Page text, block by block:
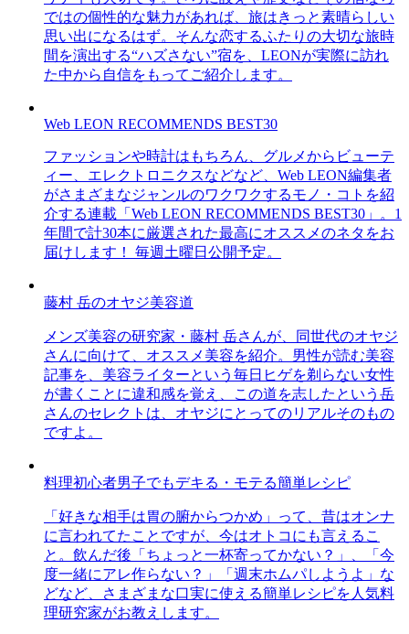
ではの個性的な魅力があれば、旅はきっと素晴らしい
思い出になるはず。そんな恋するふたりの大切な旅時
間を演出する“ハズさない”宿を、LEONが実際に訪れ
た中から自信をもってご紹介します。
Web LEON RECOMMENDS BEST30
ファッションや時計はもちろん、グルメからビューテ
ィー、エレクトロニクスなどなど、Web LEON編集者
がさまざまなジャンルのワクワクするモノ・コトを紹
介する連載「Web LEON RECOMMENDS BEST30」。1
年間で計30本に厳選された最高にオススメのネタをお
届けします！ 毎週土曜日公開予定。
藤村 岳のオヤジ美容道
メンズ美容の研究家・藤村 岳さんが、同世代のオヤジ
さんに向けて、オススメ美容を紹介。男性が読む美容
記事を、美容ライターという毎日ヒゲを剃らない女性
が書くことに違和感を覚え、この道を志したという岳
さんのセレクトは、オヤジにとってのリアルそのもの
ですよ。
料理初心者男子でもデキる・モテる簡単レシピ
「好きな相手は胃の腑からつかめ」って、昔はオンナ
に言われてたことですが、今はオトコにも言えるこ
と。飲んだ後「ちょっと一杯寄ってかない？」、「今
度一緒にアレ作らない？」「週末ホムパしようよ」な
どなど、さまざまな口実に使える簡単レシピを人気料
理研究家がお教えします。